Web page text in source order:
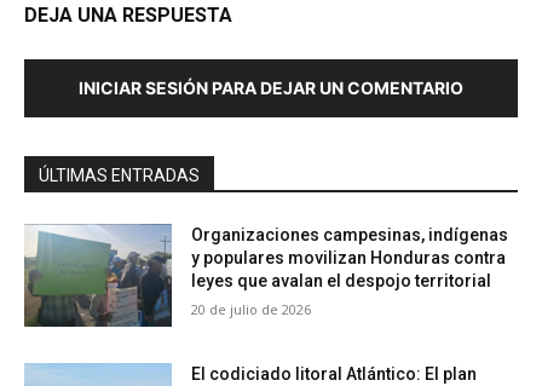
DEJA UNA RESPUESTA
INICIAR SESIÓN PARA DEJAR UN COMENTARIO
ÚLTIMAS ENTRADAS
Organizaciones campesinas, indígenas
y populares movilizan Honduras contra
leyes que avalan el despojo territorial
20 de julio de 2026
El codiciado litoral Atlántico: El plan